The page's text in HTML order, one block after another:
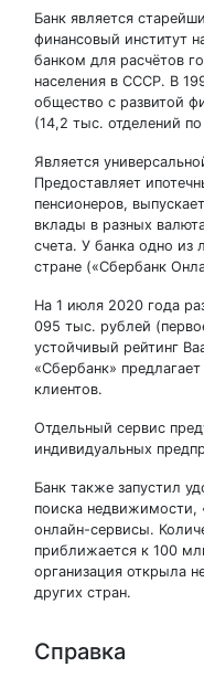
Банк является
финансовый институт
банком для расчётов
населения в СССР. В
общество с развитой
(14,2 тыс. отделений
Является
Предоставляет
пенсионеров,
вклады в разных
счета. У банка одно
стране («Сбербанк
На 1 июля 2020 года
095 тыс. рублей
устойчивый рейтинг
«Сбербанк»
клиентов.
Отдельный сервис
индивидуальных
Банк также запустил
поиска
онлайн-сервисы.
приближается к 100
организация открыла
других стран.
Справка